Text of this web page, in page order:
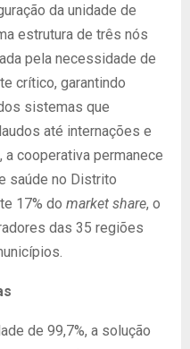
da unidade de
estrutura de três nós
pela necessidade de
crítico, garantindo
sistemas que
até internações e
a cooperativa permanece
saúde no Distrito
17% do market share, o
das 35 regiões
de 99,7%, a solução